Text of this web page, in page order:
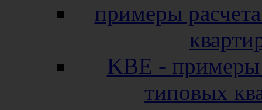
примеры
KBE - примеры
типовых